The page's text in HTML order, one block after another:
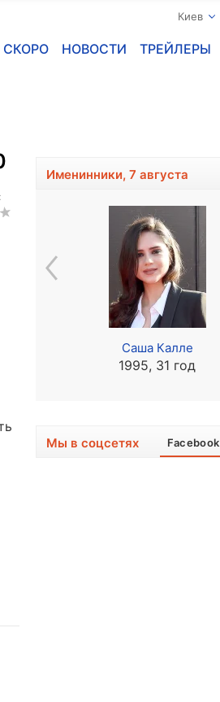
Киев
СКОРО НОВОСТИ ТРЕЙЛЕРЫ
Именинники, 7 августа
Саша Калле
1995, 31 год
Мы в соцсетях Facebook